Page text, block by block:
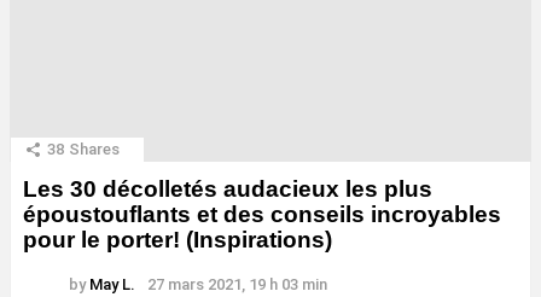
38 Shares
Les 30 décolletés audacieux les plus
époustouflants et des conseils incroyables
pour le porter! (Inspirations)
by May L. 27 mars 2021, 19 h 03 min